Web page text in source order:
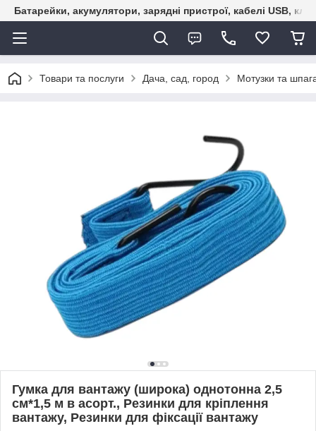
Батарейки, акумулятори, зарядні пристрої, кабелі USB,
Товари та послуги Дача, сад, город Мотузки та
Гумка для вантажу (широка) однотонна 2,5
см*1,5 м в асорт., Резинки для кріплення
вантажу, Резинки для фіксації вантажу